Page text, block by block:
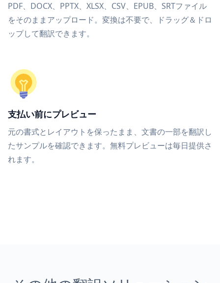
PDF、DOCX、PPTX、XLSX、CSV、EPUB、SRTファイル
をそのままアップロード。変換は不要で、ドラッグ＆ドロ
ップして翻訳できます。
支払い前にプレビュー
元の書式とレイアウトを保ったまま、文書の一部を翻訳し
たサンプルを確認できます。無料プレビューは毎日提供さ
れます。